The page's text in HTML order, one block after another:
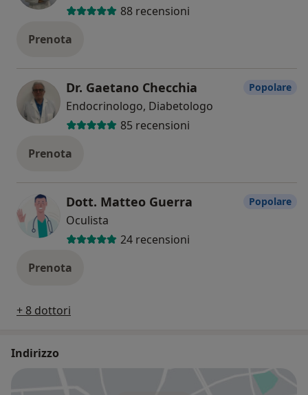
88 recensioni
Prenota
Dr. Gaetano Checchia
Endocrinologo, Diabetologo
85 recensioni
Popolare
Prenota
Dott. Matteo Guerra
Oculista
24 recensioni
Popolare
Prenota
+ 8 dottori
Indirizzo